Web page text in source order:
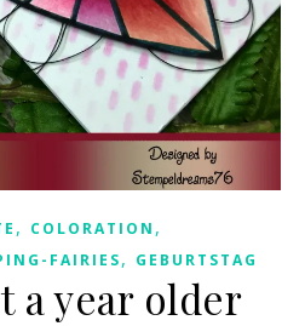
, COLORATION ,
FAIRIES, GEBURTSTAG
a year older